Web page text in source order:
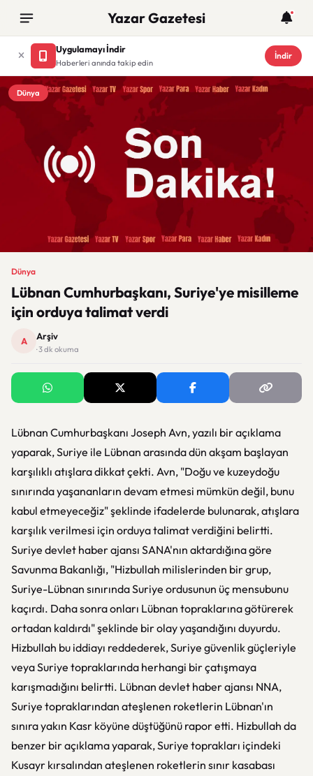
Yazar Gazetesi
Uygulamayı İndir
Haberleri anında takip edin
İndir
Dünya
Dünya
Lübnan Cumhurbaşkanı, Suriye'ye misilleme
için orduya talimat verdi
A Arşiv
· 3 dk okuma
Lübnan Cumhurbaşkanı Joseph Avn, yazılı bir açıklama
yaparak, Suriye ile Lübnan arasında dün akşam başlayan
karşılıklı atışlara dikkat çekti. Avn, "Doğu ve kuzeydoğu
sınırında yaşananların devam etmesi mümkün değil, bunu
kabul etmeyeceğiz" şeklinde ifadelerde bulunarak, atışlara
karşılık verilmesi için orduya talimat verdiğini belirtti.
Suriye devlet haber ajansı SANA'nın aktardığına göre
Savunma Bakanlığı, "Hizbullah milislerinden bir grup,
Suriye-Lübnan sınırında Suriye ordusunun üç mensubunu
kaçırdı. Daha sonra onları Lübnan topraklarına götürerek
ortadan kaldırdı" şeklinde bir olay yaşandığını duyurdu.
Hizbullah bu iddiayı reddederek, Suriye güvenlik güçleriyle
veya Suriye topraklarında herhangi bir çatışmaya
karışmadığını belirtti. Lübnan devlet haber ajansı NNA,
Suriye topraklarından ateşlenen roketlerin Lübnan'ın
sınıra yakın Kasr köyüne düştüğünü rapor etti. Hizbullah da
benzer bir açıklama yaparak, Suriye toprakları içindeki
Kusayr kırsalından ateşlenen roketlerin sınır kasabası